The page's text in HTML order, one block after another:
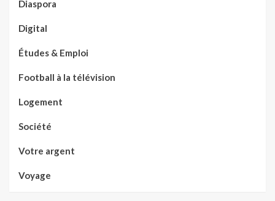
Diaspora
Digital
Études & Emploi
Football à la télévision
Logement
Société
Votre argent
Voyage